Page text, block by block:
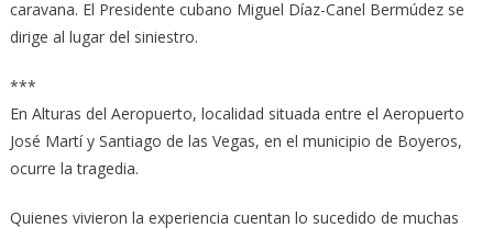
caravana. El Presidente cubano Miguel Díaz-Canel Bermúdez se
dirige al lugar del siniestro.
***
En Alturas del Aeropuerto, localidad situada entre el Aeropuerto
José Martí y Santiago de las Vegas, en el municipio de Boyeros,
ocurre la tragedia.
Quienes vivieron la experiencia cuentan lo sucedido de muchas